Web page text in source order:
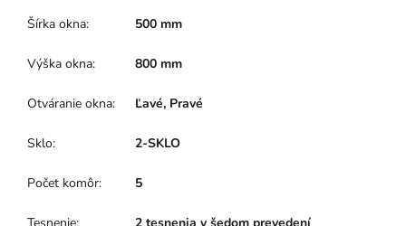
Šírka okna: 500 mm
Výška okna: 800 mm
Otváranie okna: Ľavé, Pravé
Sklo: 2-SKLO
Počet komôr: 5